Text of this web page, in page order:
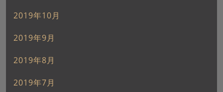
2019年10月
2019年9月
2019年8月
2019年7月